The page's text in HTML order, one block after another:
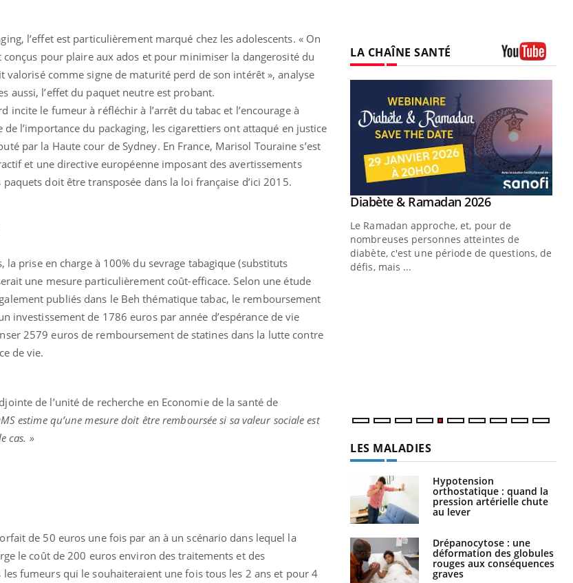
l’effet est particulièrement marqué chez les adolescents. « On
pour plaire aux ados et pour minimiser la dangerosité du
valorisé comme signe de maturité perd de son intérêt », analyse
aussi, l’effet du paquet neutre est probant.
incite le fumeur à réfléchir à l’arrêt du tabac et l’encourage à
l’importance du packaging, les cigarettiers ont attaqué en justice
par la Haute cour de Sydney. En France, Marisol Touraine s’est
et une directive européenne imposant des avertissements
doit être transposée dans la loi française d’ici 2015.
prise en charge à 100% du sevrage tabagique (substituts
une mesure particulièrement coût-efficace. Selon une étude
publiés dans le Beh thématique tabac, le remboursement
investissement de 1786 euros par année d’espérance de vie
2579 euros de remboursement de statines dans la lutte contre
de vie.
de l’unité de recherche en Economie de la santé de
estime qu’une mesure doit être remboursée si sa valeur sociale est
cas. »
de 50 euros une fois par an à un scénario dans lequel la
le coût de 200 euros environ des traitements et des
fumeurs qui le souhaiteraient une fois tous les 2 ans et pour 4
LA CHAÎNE SANTÉ
dans le diabète de type 2
parfois chez les soignants. soleil, activités en plein air… Nos mains
sont ...
Youtube
Diabète & Ramadan 2026Youtube
Le Ramadan approche, et, pour de
nombreuses personnes atteintes de
diabète, c'est une période de questions, de
défis, mais ...
LES MALADIES
Hypotension
orthostatique : quand la
pression artérielle chute
au lever
Drépanocytose : une
déformation des globules
rouges aux conséquences
graves